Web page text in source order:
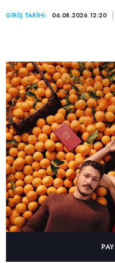
GİRİŞ TARİHİ: 06.08.2026 12:20